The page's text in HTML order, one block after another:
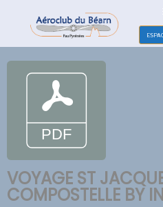
VOYAGE ST
COMPOSTELLE BY